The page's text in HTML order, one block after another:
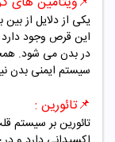
یکی از دلایل از
این قرص وجود
در بدن می شود.
سیستم ایمنی بدن
📌تائورین :
تائورین بر سیستم